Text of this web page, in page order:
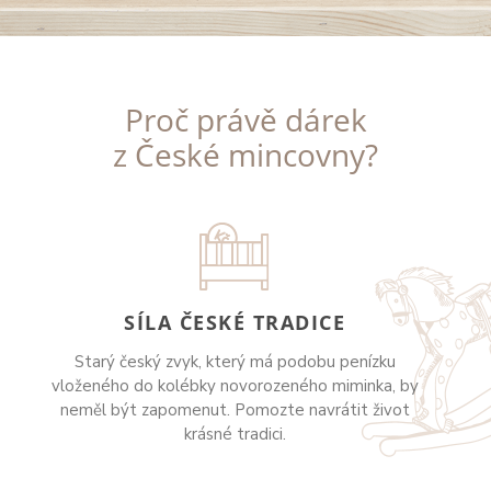
Proč právě dárek
z České mincovny?
SÍLA ČESKÉ TRADICE
Starý český zvyk, který má podobu penízku
vloženého do kolébky novorozeného miminka, by
neměl být zapomenut. Pomozte navrátit život
krásné tradici.